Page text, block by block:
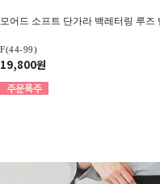
모어드 소프트 단가라 백레터링 루즈
F(44-99)
19,800원